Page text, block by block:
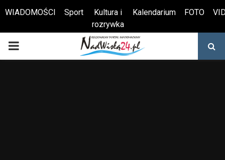
Otwórz pasek narzędzi
WIADOMOŚCI Sport
Kultura i
rozrywka
Kalendarium FOTO
PRIMARY